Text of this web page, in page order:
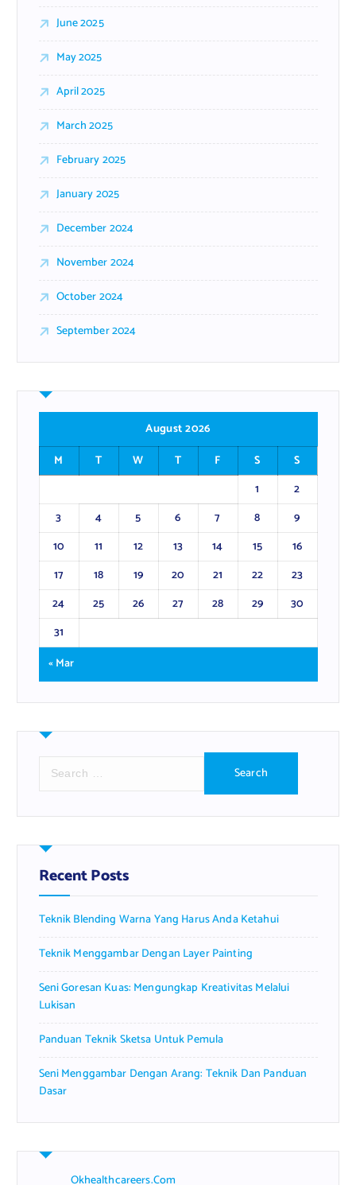
June 2025
May 2025
April 2025
March 2025
February 2025
January 2025
December 2024
November 2024
October 2024
September 2024
August 2026
M
T W T F S
S
1
2
3
4 5 6 7 8
9
10
11 12 13 14 15
16
17
18 19 20 21 22
23
24
25 26 27 28 29
30
31
« Mar
r
h
f
o
:
Recent Posts
Teknik Blending Warna Yang Harus Anda Ketahui
Teknik Menggambar Dengan Layer Painting
Seni Goresan Kuas: Mengungkap Kreativitas Melalui
Lukisan
Panduan Teknik Sketsa Untuk Pemula
Seni Menggambar Dengan Arang: Teknik Dan Panduan
Dasar
Okhealthcareers.com